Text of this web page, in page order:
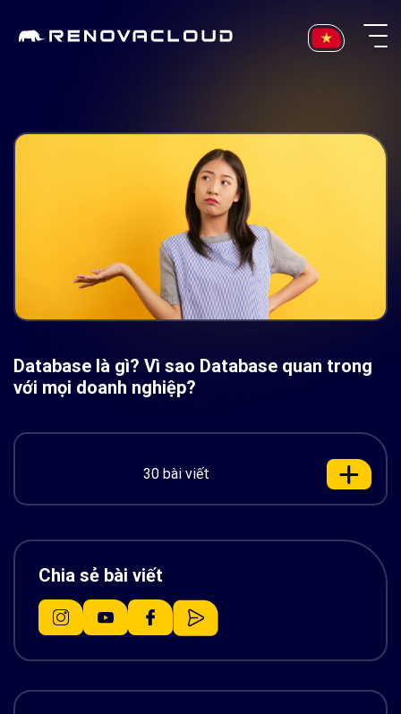
Database là gì? Vì sao Database quan trong
với mọi doanh nghiệp?
30 bài viết
Chia sẻ bài viết